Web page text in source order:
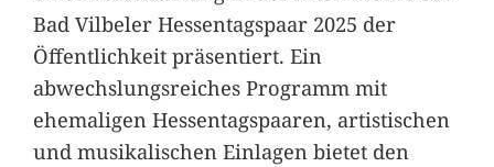
Bad Vilbeler Hessentagspaar 2025 der
Öffentlichkeit präsentiert. Ein
abwechslungsreiches Programm mit
ehemaligen Hessentagspaaren, artistischen
und musikalischen Einlagen bietet den